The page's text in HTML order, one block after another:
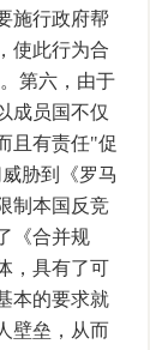
施行政府帮
使此行为合
第六，由于
成员国不仅
且有责任"促
胁到《罗马
制本国反竞
《合并规
，具有了可
本的要求就
壁垒，从而